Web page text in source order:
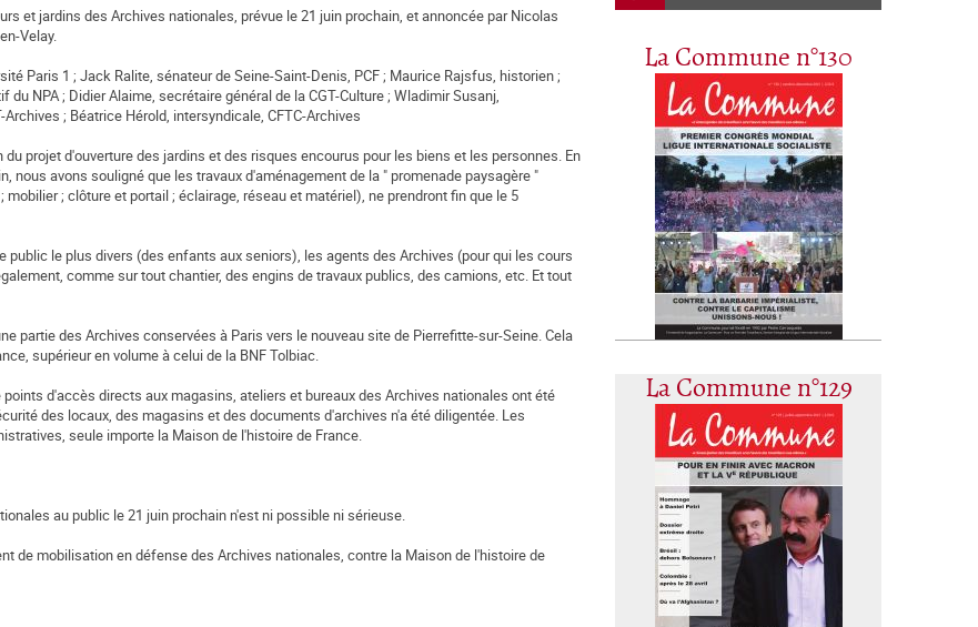
La Commune n°130
La Commune n°129
et jardins des Archives nationales, prévue le 21 juin prochain, et annoncée par Nicolas
Velay.
Paris 1 ; Jack Ralite, sénateur de Seine-Saint-Denis, PCF ; Maurice Rajsfus, historien ;
NPA ; Didier Alaime, secrétaire général de la CGT-Culture ; Wladimir Susanj,
; Béatrice Hérold, intersyndicale, CFTC-Archives
projet d'ouverture des jardins et des risques encourus pour les biens et les personnes. En
nous avons souligné que les travaux d'aménagement de la " promenade paysagère "
; clôture et portail ; éclairage, réseau et matériel), ne prendront fin que le 5
le plus divers (des enfants aux seniors), les agents des Archives (pour qui les cours
comme sur tout chantier, des engins de travaux publics, des camions, etc. Et tout
partie des Archives conservées à Paris vers le nouveau site de Pierrefitte-sur-Seine. Cela
supérieur en volume à celui de la BNF Tolbiac.
d'accès directs aux magasins, ateliers et bureaux des Archives nationales ont été
des locaux, des magasins et des documents d'archives n'a été diligentée. Les
seule importe la Maison de l'histoire de France.
au public le 21 juin prochain n'est ni possible ni sérieuse.
de mobilisation en défense des Archives nationales, contre la Maison de l'histoire de